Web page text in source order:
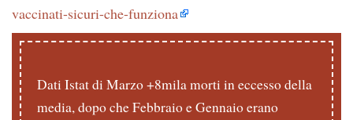
vaccinati-sicuri-che-funziona
Dati Istat di Marzo +8mila morti in eccesso della
media, dopo che Febbraio e Gennaio erano